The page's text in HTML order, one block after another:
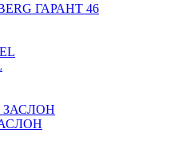
ГАРАНТ 46